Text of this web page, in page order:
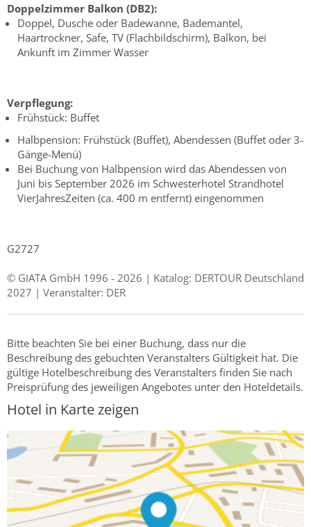
Doppelzimmer Balkon (DB2):
Doppel, Dusche oder Badewanne, Bademantel,
Haartrockner, Safe, TV (Flachbildschirm), Balkon, bei
Ankunft im Zimmer Wasser
Verpflegung:
Frühstück: Buffet
Halbpension: Frühstück (Buffet), Abendessen (Buffet oder 3-
Gänge-Menü)
Bei Buchung von Halbpension wird das Abendessen von
Juni bis September 2026 im Schwesterhotel Strandhotel
VierJahresZeiten (ca. 400 m entfernt) eingenommen
G2727
© GIATA GmbH 1996 - 2026 | Katalog: DERTOUR Deutschland
2027 | Veranstalter: DER
Bitte beachten Sie bei einer Buchung, dass nur die
Beschreibung des gebuchten Veranstalters Gültigkeit hat. Die
gültige Hotelbeschreibung des Veranstalters finden Sie nach
Preisprüfung des jeweiligen Angebotes unter den Hoteldetails.
Hotel in Karte zeigen